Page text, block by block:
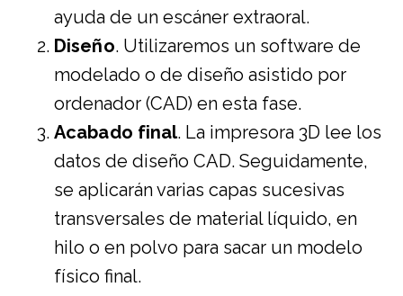
ayuda de un escáner extraoral.
Diseño. Utilizaremos un software de
modelado o de diseño asistido por
ordenador (CAD) en esta fase.
Acabado final. La impresora 3D lee los
datos de diseño CAD. Seguidamente,
se aplicarán varias capas sucesivas
transversales de material líquido, en
hilo o en polvo para sacar un modelo
físico final.